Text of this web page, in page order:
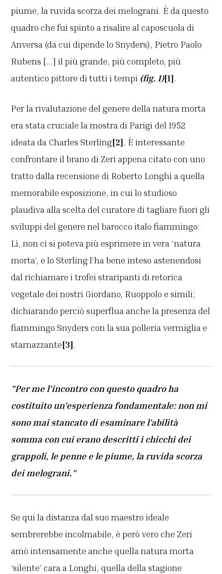
piume, la ruvida scorza dei melograni. È da questo
quadro che fui spinto a risalire al caposcuola di
Anversa (da cui dipende lo Snyders), Pietro Paolo
Rubens […] il più grande, più completo, più
autentico pittore di tutti i tempi (fig. 1)[1].
Per la rivalutazione del genere della natura morta
era stata cruciale la mostra di Parigi del 1952
ideata da Charles Sterling[2]. È interessante
confrontare il brano di Zeri appena citato con uno
tratto dalla recensione di Roberto Longhi a quella
memorabile esposizione, in cui lo studioso
plaudiva alla scelta del curatore di tagliare fuori gli
sviluppi del genere nel barocco italo fiammingo:
Lì, non ci si poteva più esprimere in vera ‘natura
morta’, e lo Sterling l’ha bene inteso astenendosi
dal richiamare i trofei straripanti di retorica
vegetale dei nostri Giordano, Ruoppolo e simili;
dichiarando perciò superflua anche la presenza del
fiammingo Snyders con la sua polleria vermiglia e
starnazzante[3].
"Per me l’incontro con questo quadro ha
costituito un’esperienza fondamentale: non mi
sono mai stancato di esaminare l’abilità
somma con cui erano descritti i chicchi dei
grappoli, le penne e le piume, la ruvida scorza
dei melograni."
Se qui la distanza dal suo maestro ideale
sembrerebbe incolmabile, è però vero che Zeri
amò intensamente anche quella natura morta
‘silente’ cara a Longhi, quella della stagione